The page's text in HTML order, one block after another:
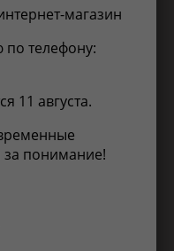
магазин
по телефону:
11 августа.
за понимание!